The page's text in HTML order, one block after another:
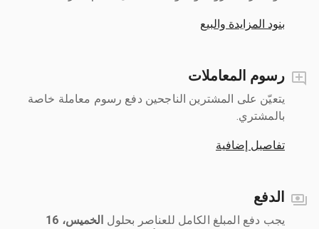
بنود المزايدة والبيع
رسوم المعاملات
يتعيّن على المشترين الناجحين دفع رسوم معاملة خاصة
بالمشتري.
تفاصيل إضافية
الدفع
يجب دفع المبلغ الكامل للعناصر بحلول ‎
الخميس، 16